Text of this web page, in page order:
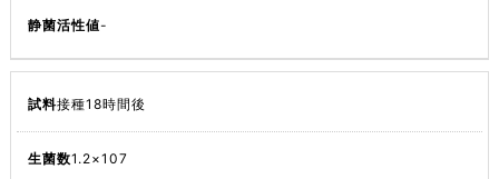
-
接種18時間後
1.2×107